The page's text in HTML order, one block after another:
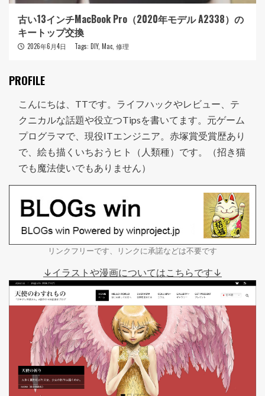
古い13インチMacBook Pro（2020年モデル A2338）の
キートップ交換
2026年6月4日 Tags: DIY, Mac 修理
PROFILE
こんにちは、TTです。ライフハックやレビュー、テ
クニカルな話題や役立つTipsを書いてます。元ゲーム
プログラマで、現役ITエンジニア。赤塚賞受賞歴あり
で、絵も描くいちおうヒト（人類種）です。（招き猫
でも魔法使いでもありません）
リンクフリーです、リンクに承諾などは不要です
↓イラストや漫画についてはこちらです↓